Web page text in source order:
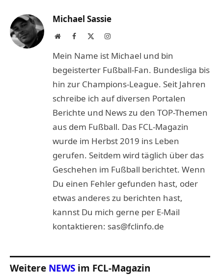
Michael Sassie
WebsiteFacebook Instagram
Mein Name ist Michael und bin
begeisterter Fußball-Fan. Bundesliga bis
hin zur Champions-League. Seit Jahren
schreibe ich auf diversen Portalen
Berichte und News zu den TOP-Themen
aus dem Fußball. Das FCL-Magazin
wurde im Herbst 2019 ins Leben
gerufen. Seitdem wird täglich über das
Geschehen im Fußball berichtet. Wenn
Du einen Fehler gefunden hast, oder
etwas anderes zu berichten hast,
kannst Du mich gerne per E-Mail
kontaktieren: sas@fclinfo.de
Weitere NEWS im FCL-Magazin